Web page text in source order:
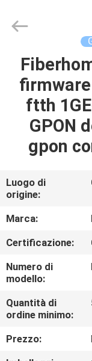
CASA
PRODOTTI
CIRCA
GIRO
DELLA
FABBRICA
CONTROLLO
DI
QUALITÀ
LIMITED.
Reserved.
firmware
ftth
GPON
gpon
Luogo di
origine:
Marca:
Certificazione:
Numero di
modello:
Quantità di
ordine minimo:
Prezzo: